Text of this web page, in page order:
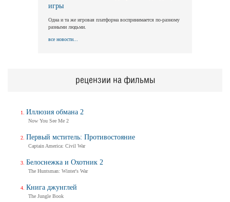
игры
Одна и та же игровая платформа воспринимается по-разному
разными людьми.
все новости...
рецензии на фильмы
Иллюзия обмана 2
Now You See Me 2
Первый мститель: Противостояние
Captain America: Civil War
Белоснежка и Охотник 2
The Huntsman: Winter's War
Книга джунглей
The Jungle Book